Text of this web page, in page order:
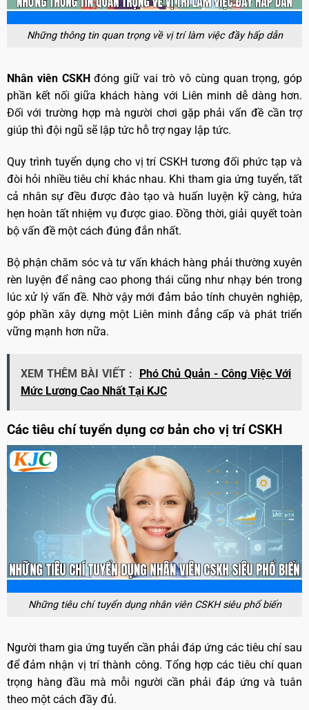
Những thông tin quan trọng về vị trí làm việc đầy hấp dẫn
Nhân viên CSKHđóng giữ vai trò vô cùng quan trọng, góp
phần kết nối giữa khách hàng với Liên minh dễ dàng hơn.
Đối với trường hợp mà người chơi gặp phải vấn đề cần trợ
giúp thì đội ngũ sẽ lập tức hỗ trợ ngay lập tức.
Quy trình tuyển dụng cho vị trí CSKH tương đối phức tạp và
đòi hỏi nhiều tiêu chí khác nhau. Khi tham gia ứng tuyển, tất
cả nhân sự đều được đào tạo và huấn luyện kỹ càng, hứa
hẹn hoàn tất nhiệm vụ được giao. Đồng thời, giải quyết toàn
bộ vấn đề một cách đúng đắn nhất.
Bộ phận chăm sóc và tư vấn khách hàng phải thường xuyên
rèn luyện để nâng cao phong thái cũng như nhạy bén trong
lúc xử lý vấn đề. Nhờ vậy mới đảm bảo tính chuyên nghiệp,
góp phần xây dựng một Liên minh đẳng cấp và phát triển
vững mạnh hơn nữa.
XEM THÊM BÀI VIẾT :
Phó Chủ Quản - Công Việc Với
Mức Lương Cao Nhất Tại KJC
Các tiêu chí tuyển dụng cơ bản cho vị trí CSKH
Những tiêu chí tuyển dụng nhân viên CSKH siêu phổ biến
Người tham gia ứng tuyển cần phải đáp ứng các tiêu chí sau
để đảm nhận vị trí thành công. Tổng hợp các tiêu chí quan
trọng hàng đầu mà mỗi người cần phải đáp ứng và tuân
theo một cách đầy đủ.